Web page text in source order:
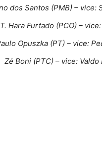
dos Santos (PMB) – vice:
Hara Furtado (PCO) –
Opuszka (PT) – vice:
Zé Boni (PTC) – vice: Valdo